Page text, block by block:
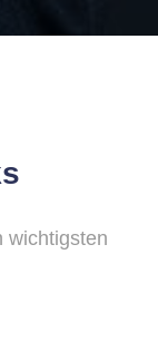
wichtigsten